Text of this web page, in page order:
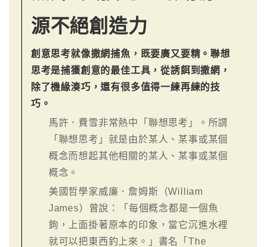
源不絕創造力
創意思考就像撒網捕魚，既要廣又要精。聯想
思考是捕獲創意的最佳工具，從誘餌到撒網，
除了機緣湊巧，還有很多值得一練再練的技
巧。
馬許．費雪非常熱中「聯想思考」。所謂
「聯想思考」就是由於某人、某事或某個
概念而想起其他相關的某人、某事或某個
概念。
美國哲學家威廉．詹姆斯（William
James）曾說：「每個概念都是一個魚
鉤，上面掛著原本的印象，當它沉進水裡
就可以把東西釣上來。」書名「The